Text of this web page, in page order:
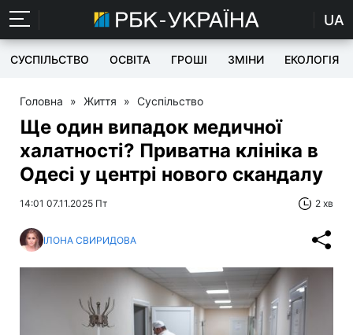
UA
СУСПІЛЬСТВО ОСВІТА ГРОШІ ЗМІНИ ЕКОЛОГІЯ
Головна » Життя » Суспільство
Ще один випадок медичної
халатності? Приватна клініка в
Одесі у центрі нового скандалу
14:01 07.11.2025 Пт 2 хв
ІЛОНА СВИРИДОВА